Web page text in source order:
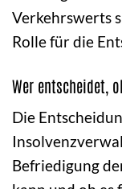
Verkehrswerts
Rolle für die
Wer entscheidet,
Die
Befriedigung